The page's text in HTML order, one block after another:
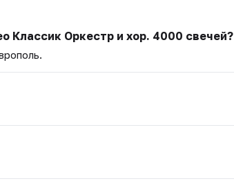
Классик Оркестр и хор. 4000 свечей?